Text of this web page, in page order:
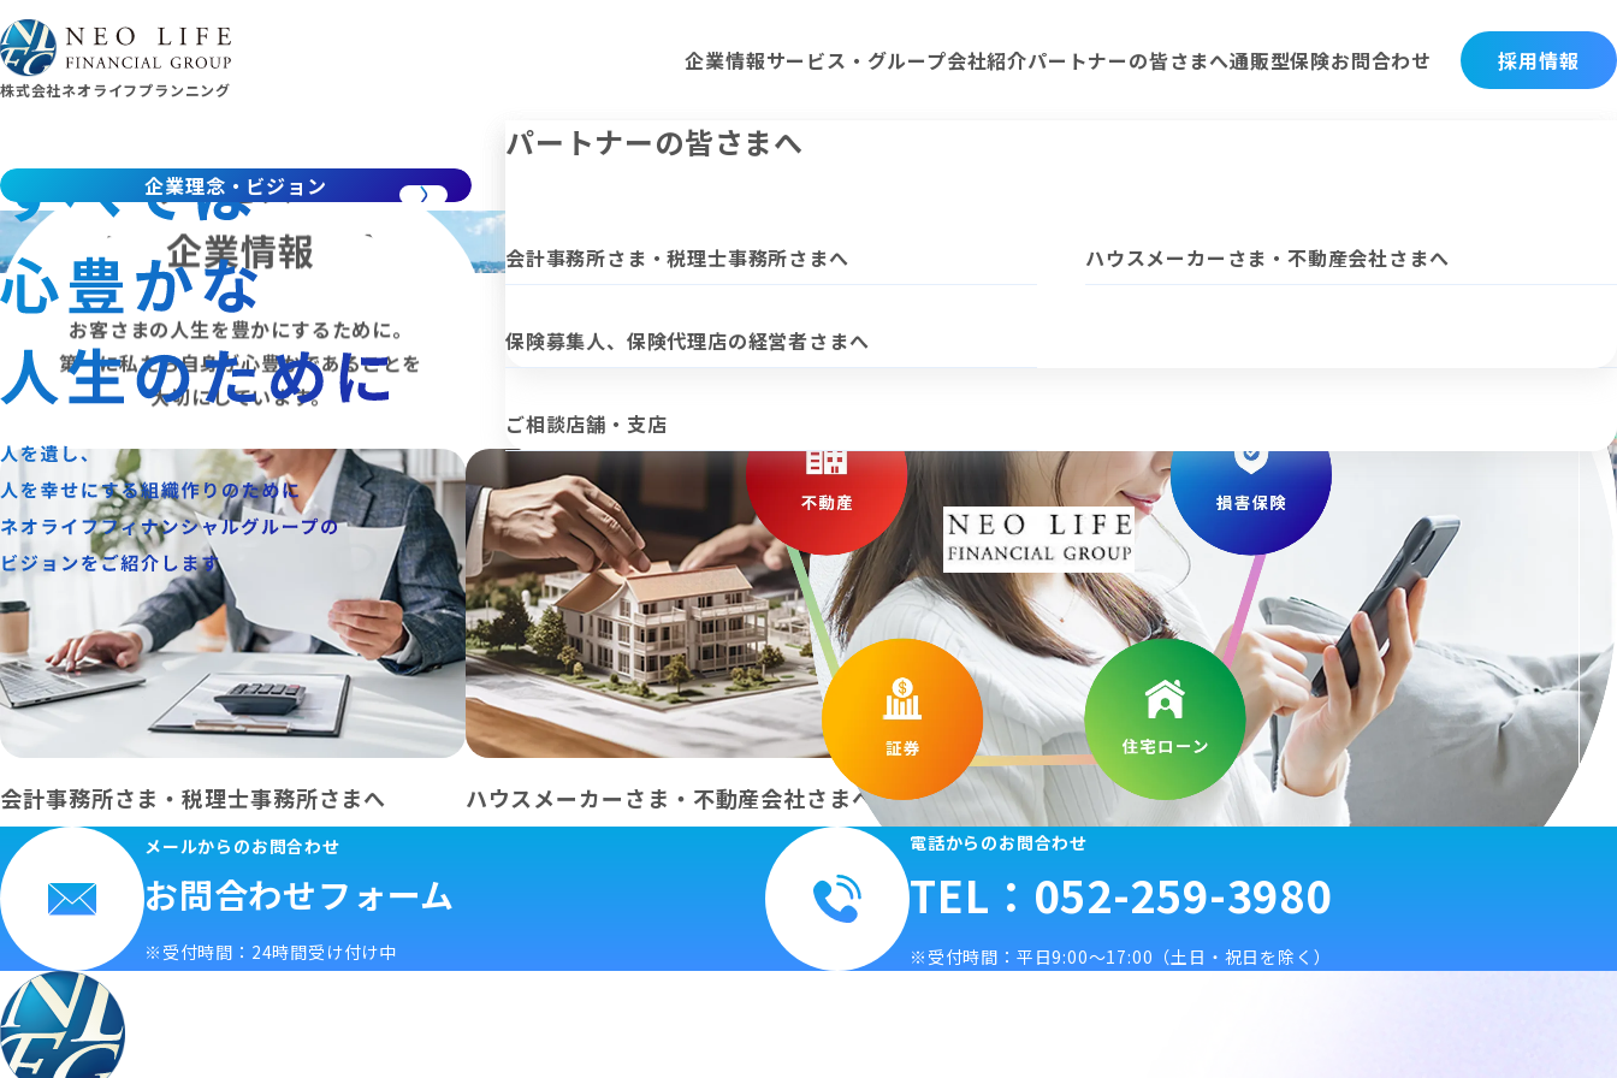
株式会社ネオライフプランニング
企業情報
企業情報
トップメッセージ 企業理念・ビジョン
グループの強み
ご相談店舗・支店
サービス・グループ会社紹介
サービス・グループ会社紹介
個人向けサービス 法人向けサービス
パートナーの皆さまへ
パートナーの皆さまへ
会計事務所さま・税理士事務所さまへ ハウスメーカーさま・不動産会社さまへ
保険募集人、保険代理店の経営者さまへ
通販型保険お問合わせ 採用情報
企業理念・ビジョン
サービス・
グループ会社紹介
5つのサービスをワンストップでご提供。
お客さまのライフプランを豊かで
幸せなものに導きます。
採用情報
最幸の価値提供を。
プロフェッショナルとしてお客さまに
最‘幸’の満足と利益を届けます。
企業情報
お客さまの人生を豊かにするために。
第一に私たち自身が心豊かであることを
大切にしています。
パートナーの皆さまへ
お客さまを想う行動が共栄につながります。
会計事務所さま・税理士事務所さまへ ハウスメーカーさま・不動産会社さまへ 保険募集人、保険代理店の経営者さまへ
メールからのお問合わせ
お問合わせフォーム
※受付時間：24時間受け付け中
電話からのお問合わせ
TEL：052-259-3980
受付時間：平日9:00〜17:00 （土日・祝日を除く）